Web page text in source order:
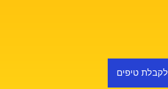
לקבלת טיפים